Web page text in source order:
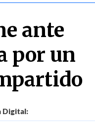
ante
por un
Digital: